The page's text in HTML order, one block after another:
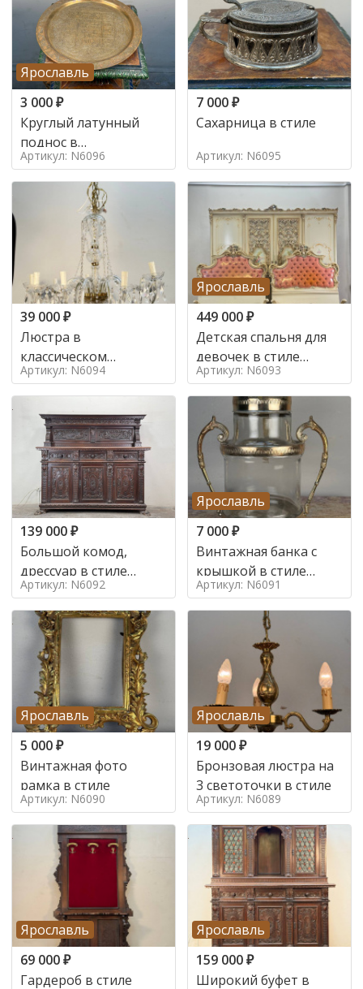
Ярославль
3 000₽
Круглый латунный
поднос в
марокканском стиле в
стиле
Артикул: N6096
7 000₽
Сахарница в стиле
Артикул: N6095
39 000₽
Люстра в
классическом
итальянском стиле на
10 ламп. в стиле
Артикул: N6094
Ярославль
449 000₽
Детская спальня для
девочек в стиле
итальянского барокко
в стиле
Артикул: N6093
139 000₽
Большой комод,
дрессуар в стиле
ренессанс,
Артикул: N6092
Ярославль
7 000₽
Винтажная банка с
крышкой в стиле
Италия,
Артикул: N6091
Ярославль
5 000₽
Винтажная фото
рамка в стиле
Артикул: N6090
Ярославль
19 000₽
Бронзовая люстра на
3 светоточки в стиле
Артикул: N6089
Ярославль
69 000₽
Гардероб в стиле
Ярославль
159 000₽
Широкий буфет в